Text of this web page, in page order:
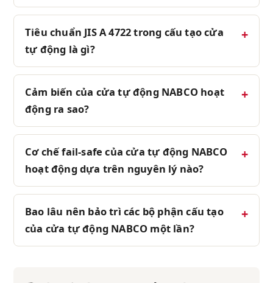
Tiêu chuẩn JIS A 4722 trong cấu tạo cửa
tự động là gì?
Cảm biến của cửa tự động NABCO hoạt
động ra sao?
Cơ chế fail-safe của cửa tự động NABCO
hoạt động dựa trên nguyên lý nào?
Bao lâu nên bảo trì các bộ phận cấu tạo
của cửa tự động NABCO một lần?